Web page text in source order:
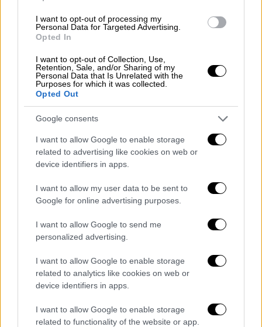
I want to opt-out of processing my
Personal Data for Targeted Advertising.
Opted In
I want to opt-out of Collection, Use,
Retention, Sale, and/or Sharing of my
Personal Data that Is Unrelated with the
Purposes for which it was collected.
Opted Out
Google consents
I want to allow Google to enable storage
related to advertising like cookies on web or
device identifiers in apps.
I want to allow my user data to be sent to
Google for online advertising purposes.
I want to allow Google to send me
personalized advertising.
I want to allow Google to enable storage
related to analytics like cookies on web or
device identifiers in apps.
I want to allow Google to enable storage
related to functionality of the website or app.
ναρκωτικά
Νάουσα
σεισμοπαθείς
ΔΗΜΟΦΙΛΗ ΣΤΟ TAG